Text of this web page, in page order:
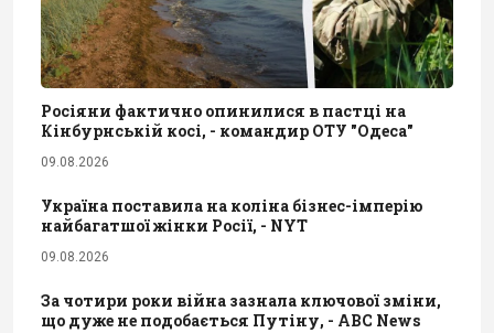
Росіяни фактично опинилися в пастці на
Кінбурнській косі, - командир ОТУ "Одеса"
09.08.2026
Україна поставила на коліна бізнес-імперію
найбагатшої жінки Росії, - NYT
09.08.2026
За чотири роки війна зазнала ключової зміни,
що дуже не подобається Путіну, - ABC News